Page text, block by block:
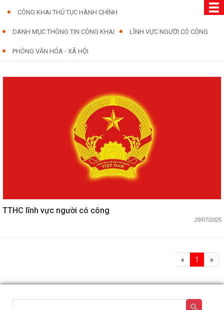
CÔNG KHAI THỦ TỤC HÀNH CHÍNH
DANH MỤC THÔNG TIN CÔNG KHAI LĨNH VỰC NGƯỜI CÓ CÔNG
PHÒNG VĂN HÓA - XÃ HỘI
TTHC lĩnh vực người có công
29/07/2025
« 1 »